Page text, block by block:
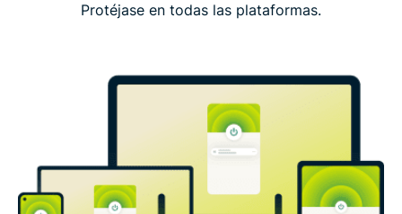
Protéjase en todas las plataformas.